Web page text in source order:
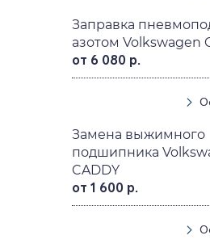
Заправка
азотом Volkswagen
от 6 080 р.
Замена выжимного
подшипника
CADDY
от 1 600 р.